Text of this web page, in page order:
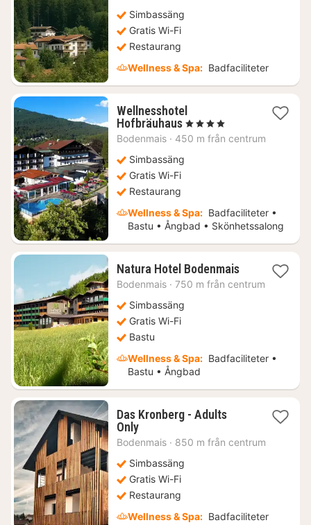
1507
kr.
Simbassäng
Gratis Wi-Fi
Restaurang
Wellness & Spa: Badfaciliteter
Wellnesshotel
Hofbräuhaus1
natt
, 4 Stjärnor
Bodenmais · 450 m från centrum
Simbassäng
Gratis Wi-Fi
Restaurang
Wellness & Spa: Badfaciliteter •
Bastu • Ångbad • Skönhetssalong
Natura Hotel Bodenmais1
natt
Bodenmais · 750 m från centrum
Simbassäng
Gratis Wi-Fi
Bastu
Wellness & Spa: Badfaciliteter •
Bastu • Ångbad
Das Kronberg - Adults
Only1
natt
1750
kr.
Bodenmais · 850 m från centrum
Simbassäng
Gratis Wi-Fi
Restaurang
Wellness & Spa: Badfaciliteter